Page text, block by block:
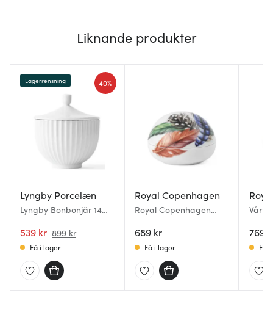
Liknande produkter
Lyngby Porcelæn
Lyngby Bonbonjär 14
539 kr 899 kr
40%
Lagerrensning
Få i lager
Royal Copenhagen
Royal Copenhagen
fjädrar 7x10 cm
689 kr
Få i lager
cm
769
Få